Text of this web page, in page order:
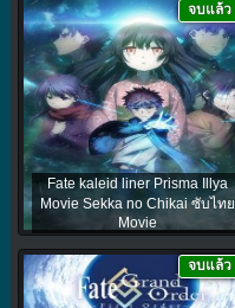
Fate kaleid liner Prisma Illya
Movie Sekka no Chikai ซับไทย
Movie
จบแล้ว
จบแล้ว